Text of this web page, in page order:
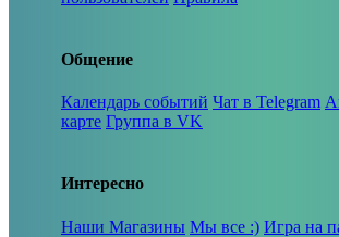
Общение
Календарь событий Чат в Telegram
карте Группа в VK
Интересно
Наши Магазины Мы все :) Игра на